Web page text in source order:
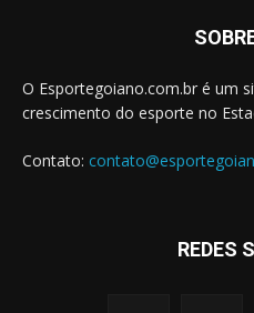
O Esportegoiano.com.br é um
crescimento do esporte no
Contato:
REDES